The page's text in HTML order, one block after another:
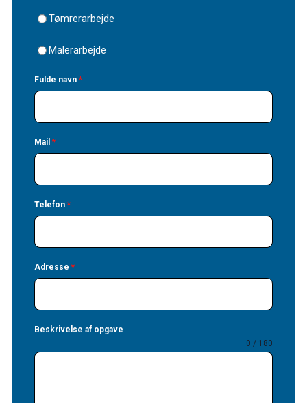
Tømrerarbejde
Malerarbejde
Fulde navn *
Mail *
Telefon *
Adresse *
Beskrivelse af opgave
0 / 180